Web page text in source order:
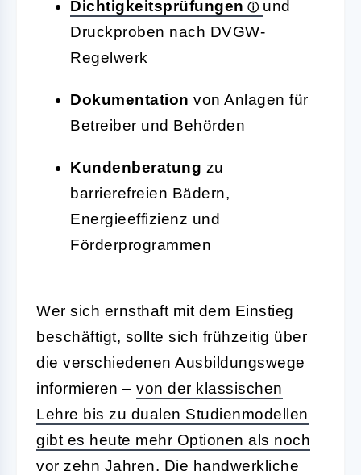
Dichtigkeitsprüfungen
und
Druckproben nach DVGW-
Regelwerk
Dokumentation von Anlagen für
Betreiber und Behörden
Kundenberatung zu
barrierefreien Bädern,
Energieeffizienz und
Förderprogrammen
Wer sich ernsthaft mit dem Einstieg
beschäftigt, sollte sich frühzeitig über
die verschiedenen Ausbildungswege
informieren – von der klassischen
Lehre bis zu dualen Studienmodellen
gibt es heute mehr Optionen als noch
vor zehn Jahren. Die handwerkliche